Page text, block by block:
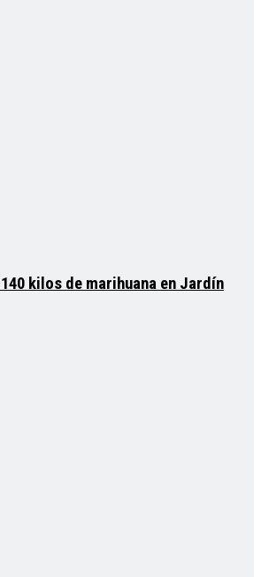
kilos de marihuana en Jardín